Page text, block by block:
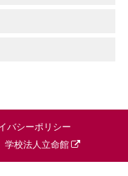
バシーポリシー
学校法人立命館